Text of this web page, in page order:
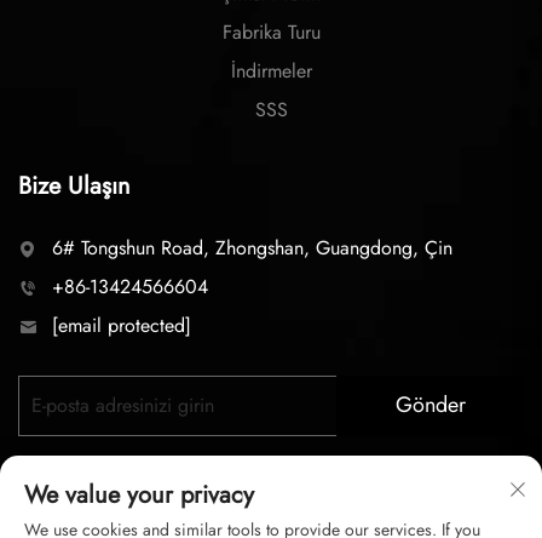
Fabrika Turu
İndirmeler
SSS
Bize Ulaşın
6# Tongshun Road, Zhongshan, Guangdong, Çin
+86-13424566604
[email protected]
Gönder
We value your privacy
We use cookies and similar tools to provide our services. If you